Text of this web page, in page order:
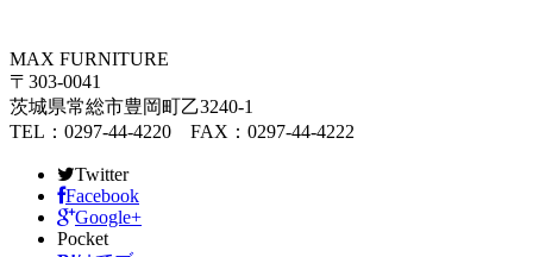
MAX FURNITURE
〒303-0041
茨城県常総市豊岡町乙3240-1
TEL：0297-44-4220 FAX：0297-44-4222
Twitter
Facebook
Google+
Pocket